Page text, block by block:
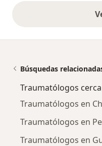
Búsquedas
Traumatólogos
Traumatólogos en
Traumatólogos en
Traumatólogos en